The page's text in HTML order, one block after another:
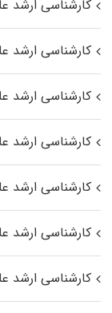
کارشناسی ارشد
کارشناسی ارشد
کارشناسی ارشد
کارشناسی ارشد
کارشناسی ارشد
کارشناسی ارشد
کارشناسی ارشد